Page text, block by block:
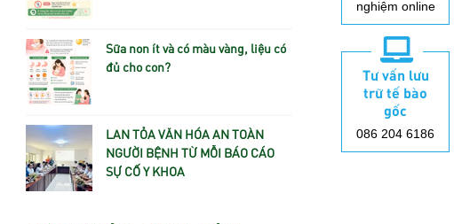
Sữa non ít và có màu vàng, liệu có
đủ cho con?
LAN TỎA VĂN HÓA AN TOÀN
NGƯỜI BỆNH TỪ MỖI BÁO CÁO
SỰ CỐ Y KHOA
nghiệm online
Tư vấn lưu
trữ tế bào
gốc
086 204 6186